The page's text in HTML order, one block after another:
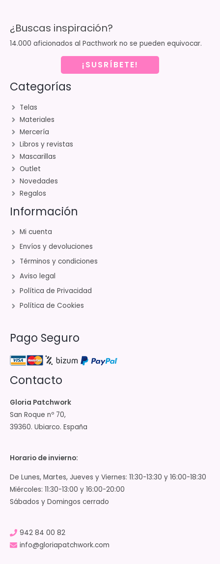
¿Buscas inspiración?
14.000 aficionados al Pacthwork no se pueden equivocar.
¡SUSRÍBETE!
Categorías
Telas
Materiales
Mercería
Libros y revistas
Mascarillas
Outlet
Novedades
Regalos
Información
Mi cuenta
Envíos y devoluciones
Términos y condiciones
Aviso legal
Política de Privacidad
Política de Cookies
Pago Seguro
Contacto
Gloria Patchwork
San Roque nº 70,
39360. Ubiarco. España
Horario de invierno:
De Lunes, Martes, Jueves y Viernes: 11:30-13:30 y 16:00-18:30
Miércoles: 11:30-13:00 y 16:00-20:00
Sábados y Domingos cerrado
942 84 00 82
info@gloriapatchwork.com